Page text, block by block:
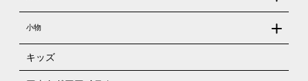
小物
キッズ